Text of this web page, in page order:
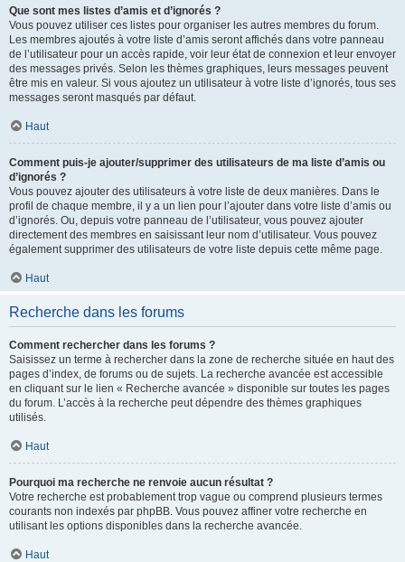
Que sont mes listes d’amis et d’ignorés ?
Vous pouvez utiliser ces listes pour organiser les autres membres du forum.
Les membres ajoutés à votre liste d’amis seront affichés dans votre panneau
de l’utilisateur pour un accès rapide, voir leur état de connexion et leur envoyer
des messages privés. Selon les thèmes graphiques, leurs messages peuvent
être mis en valeur. Si vous ajoutez un utilisateur à votre liste d’ignorés, tous ses
messages seront masqués par défaut.
Haut
Comment puis-je ajouter/supprimer des utilisateurs de ma liste d’amis ou
d’ignorés ?
Vous pouvez ajouter des utilisateurs à votre liste de deux manières. Dans le
profil de chaque membre, il y a un lien pour l’ajouter dans votre liste d’amis ou
d’ignorés. Ou, depuis votre panneau de l’utilisateur, vous pouvez ajouter
directement des membres en saisissant leur nom d’utilisateur. Vous pouvez
également supprimer des utilisateurs de votre liste depuis cette même page.
Haut
Recherche dans les forums
Comment rechercher dans les forums ?
Saisissez un terme à rechercher dans la zone de recherche située en haut des
pages d’index, de forums ou de sujets. La recherche avancée est accessible
en cliquant sur le lien « Recherche avancée » disponible sur toutes les pages
du forum. L’accès à la recherche peut dépendre des thèmes graphiques
utilisés.
Haut
Pourquoi ma recherche ne renvoie aucun résultat ?
Votre recherche est probablement trop vague ou comprend plusieurs termes
courants non indexés par phpBB. Vous pouvez affiner votre recherche en
utilisant les options disponibles dans la recherche avancée.
Haut